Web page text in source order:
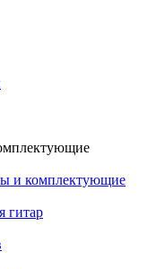
и комплектующие
гитар